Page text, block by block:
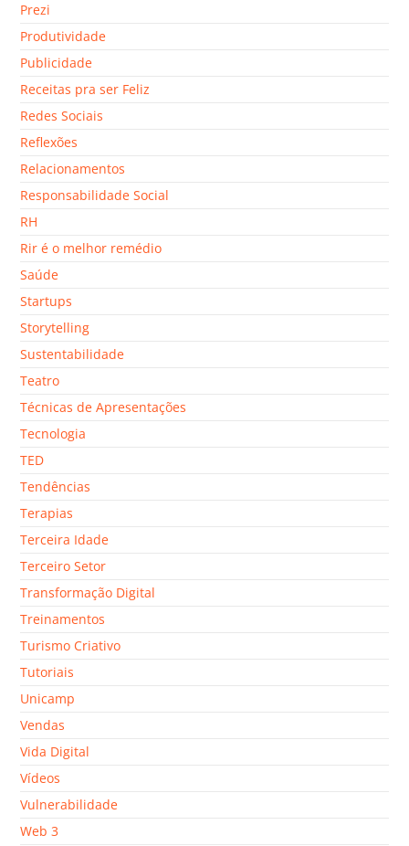
Prezi
Produtividade
Publicidade
Receitas pra ser Feliz
Redes Sociais
Reflexões
Relacionamentos
Responsabilidade Social
RH
Rir é o melhor remédio
Saúde
Startups
Storytelling
Sustentabilidade
Teatro
Técnicas de Apresentações
Tecnologia
TED
Tendências
Terapias
Terceira Idade
Terceiro Setor
Transformação Digital
Treinamentos
Turismo Criativo
Tutoriais
Unicamp
Vendas
Vida Digital
Vídeos
Vulnerabilidade
Web 3